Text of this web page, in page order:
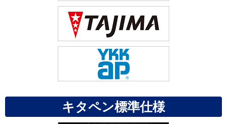
キタペン標準仕様